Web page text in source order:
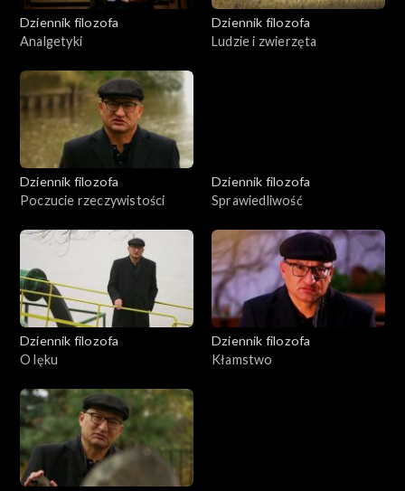
Dziennik filozofa
Analgetyki
Dziennik filozofa
Ludzie i zwierzęta
Dziennik filozofa
Poczucie rzeczywistości
Dziennik filozofa
Sprawiedliwość
Dziennik filozofa
O lęku
Dziennik filozofa
Kłamstwo